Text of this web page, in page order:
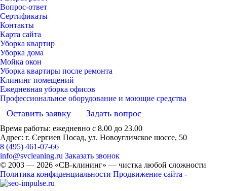
Вопрос-ответ
Сертификаты
Контакты
Карта сайта
Уборка квартир
Уборка дома
Мойка окон
Уборка квартиры после ремонта
Клининг помещений
Ежедневная уборка офисов
Профессиональное оборудование и моющие средства
Оставить заявку Задать вопрос
Время работы: ежедневно с 8.00 до 23.00
Адрес: г. Сергиев Посад, ул. Новоугличское шоссе, 50
8 (495) 461-07-66
info@svcleaning.ru Заказать звонок
© 2003 — 2026 «СВ-клининг» — чистка любой сложности
Политика конфиденциальности Продвижение сайта -